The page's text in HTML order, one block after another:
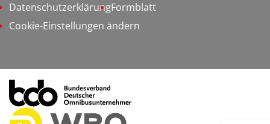
DatenschutzerklärungFormblatt
Cookie-Einstellungen ändern